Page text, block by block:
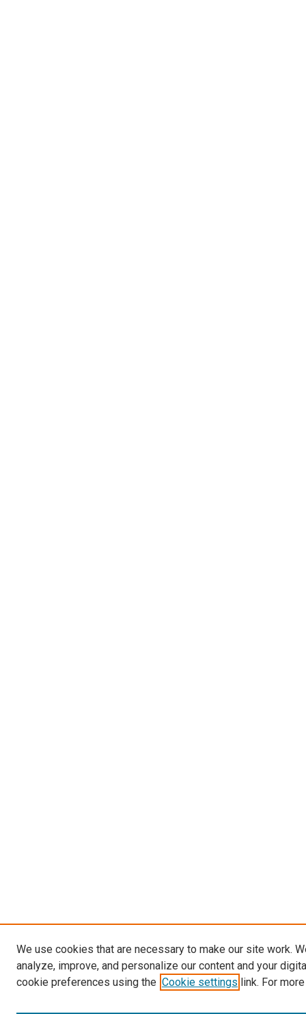
We use cookies that are necessary to make our site work.
analyze, improve, and personalize our content and your
cookie preferences using the Cookie settings link. For